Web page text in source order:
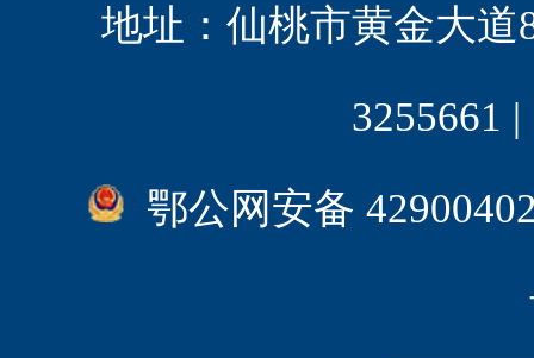
地址：仙桃市黄金大道
3255661
鄂公网安备